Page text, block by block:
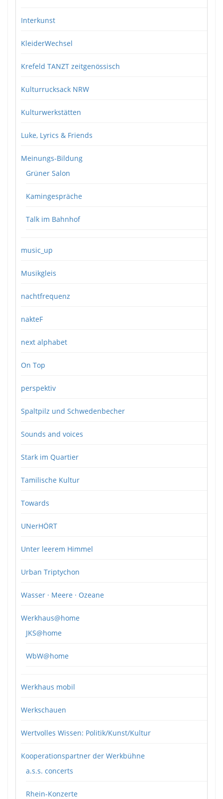
Interkunst
KleiderWechsel
Krefeld TANZT zeitgenössisch
Kulturrucksack NRW
Kulturwerkstätten
Luke, Lyrics & Friends
Meinungs-Bildung
Grüner Salon
Kamingespräche
Talk im Bahnhof
music_up
Musikgleis
nachtfrequenz
nakteF
next alphabet
On Top
perspektiv
Spaltpilz und Schwedenbecher
Sounds and voices
Stark im Quartier
Tamilische Kultur
Towards
UNerHÖRT
Unter leerem Himmel
Urban Triptychon
Wasser · Meere · Ozeane
Werkhaus@home
JKS@home
WbW@home
Werkhaus mobil
Werkschauen
Wertvolles Wissen: Politik/Kunst/Kultur
Kooperationspartner der Werkbühne
a.s.s. concerts
Rhein-Konzerte